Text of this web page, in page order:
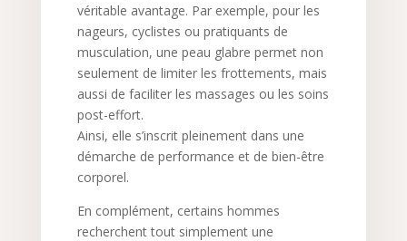
véritable avantage. Par exemple, pour les
nageurs, cyclistes ou pratiquants de
musculation, une peau glabre permet non
seulement de limiter les frottements, mais
aussi de faciliter les massages ou les soins
post-effort.
Ainsi, elle s’inscrit pleinement dans une
démarche de performance et de bien-être
corporel.
En complément, certains hommes
recherchent tout simplement une